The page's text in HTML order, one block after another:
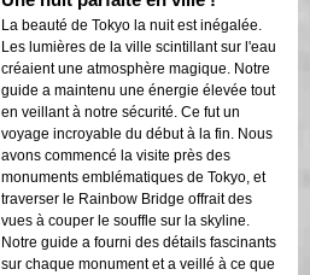
est idéale pour les visiteurs de première
fois qui souhaitent un mélange d'aventure
et de tourisme. Le contraste entre les
structures modernes de Tokyo et les zones
historiques était magnifiquement mis en
valeur par les lumières nocturnes. Je
recommanderais vivement cette visite à
quiconque !
La beauté de Tokyo la nuit est inégalée.
Les lumières de la ville scintillant sur l'eau
créaient une atmosphère magique. Notre
guide a maintenu une énergie élevée tout
en veillant à notre sécurité. Ce fut un
voyage incroyable du début à la fin. Nous
avons commencé la visite près des
monuments emblématiques de Tokyo, et
traverser le Rainbow Bridge offrait des
vues à couper le souffle sur la skyline.
Notre guide a fourni des détails fascinants
sur chaque monument et a veillé à ce que